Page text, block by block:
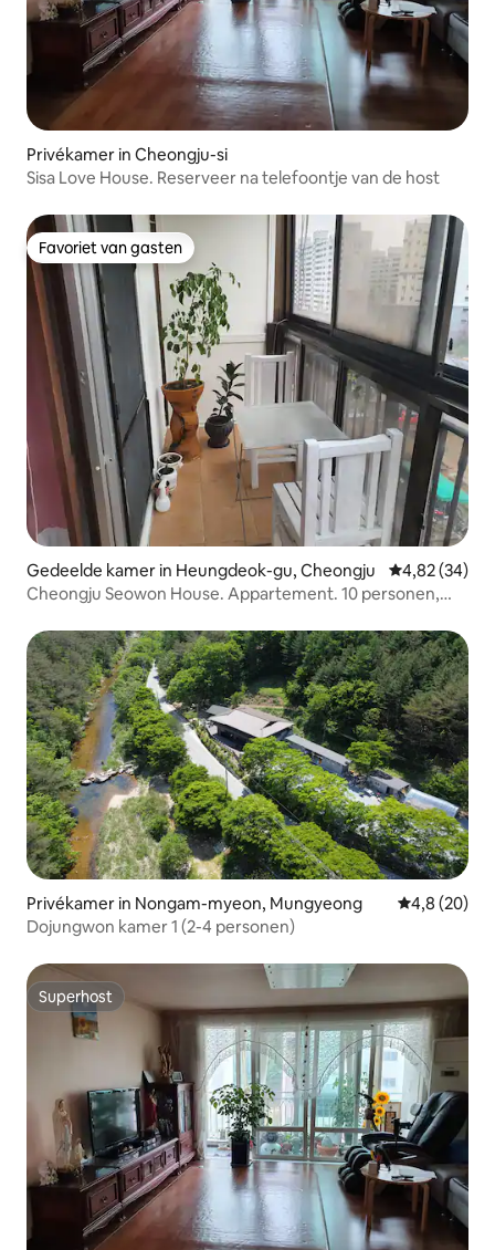
Privékamer in Cheongju-si
Sisa Love House. Reserveer na telefoontje van de host
Favoriet van gasten
Favoriet van gasten
Gedeelde kamer in Heungdeok-gu, Cheongju Gemiddelde
4,82 (34)
Cheongju Seowon House. Appartement. 10 personen,
Meerdere kamers. Reserveren.
Privékamer in Nongam-myeon, Mungyeong Gemiddelde
4,8 (20)
Dojungwon kamer 1 (2-4 personen)
Superhost
Superhost